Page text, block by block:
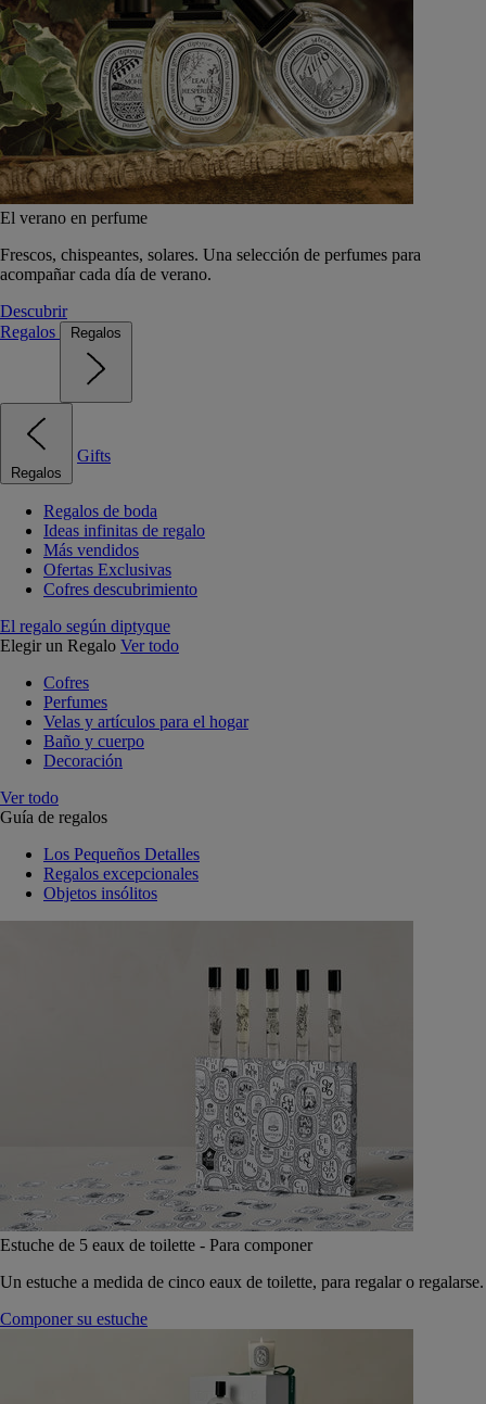
El verano en perfume
Frescos, chispeantes, solares. Una selección de perfumes para
acompañar cada día de verano.
Descubrir
Regalos
Regalos
Regalos
Gifts
Regalos de boda
Ideas infinitas de regalo
Más vendidos
Ofertas Exclusivas
Cofres descubrimiento
El regalo según diptyque
Elegir un Regalo Ver todo
Cofres
Perfumes
Velas y artículos para el hogar
Baño y cuerpo
Decoración
Ver todo
Guía de regalos
Los Pequeños Detalles
Regalos excepcionales
Objetos insólitos
Estuche de 5 eaux de toilette - Para componer
Un estuche a medida de cinco eaux de toilette, para regalar o regalarse.
Componer su estuche